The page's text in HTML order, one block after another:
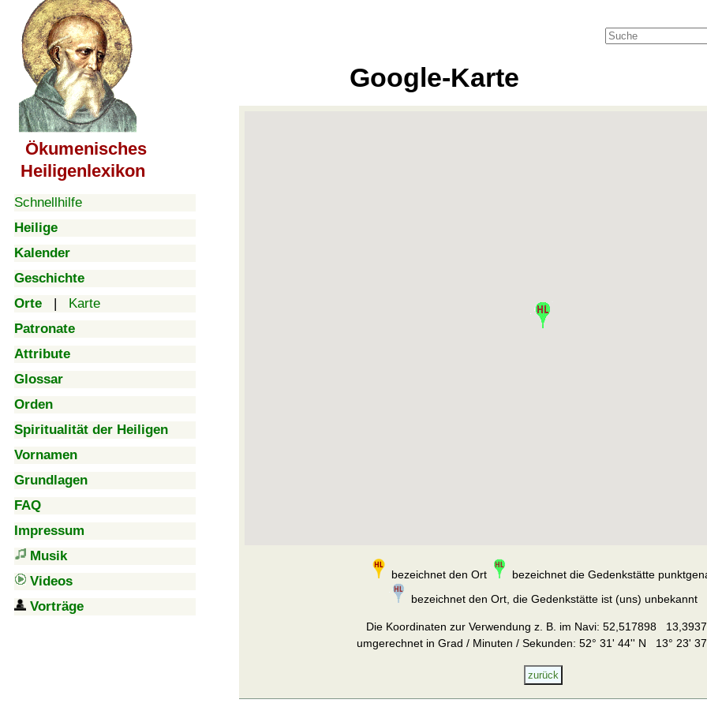
Ökumenisches
Heiligenlexikon
Schnellhilfe
Heilige
Kalender
Geschichte
Orte | Karte
Patronate
Attribute
Glossar
Orden
Spiritualität der Heiligen
Vornamen
Grundlagen
FAQ
Impressum
Musik
Videos
Vorträge
Google-Karte
bezeichnet den Ort
bezeichnet die Gedenkstätte
bezeichnet den Ort, die Gedenkstätte ist (uns) unbekannt
Die Koordinaten zur Verwendung z. B. im Navi: 52,517898
umgerechnet in Grad / Minuten / Sekunden: 52° 31' 44'' N 13° 23'